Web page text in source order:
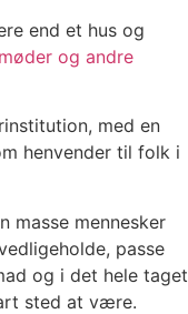
end et hus og
og andre
med en
henvender til folk i
masse mennesker
passe
og i det hele taget
sted at være.